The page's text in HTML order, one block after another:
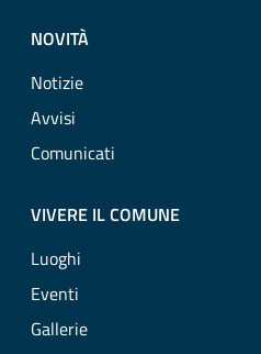
NOVITÀ
Notizie
Avvisi
Comunicati
VIVERE IL COMUNE
Luoghi
Eventi
Gallerie